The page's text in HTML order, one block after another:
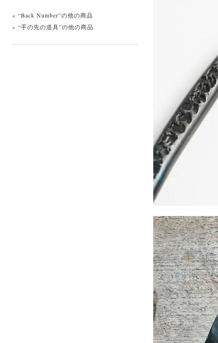
« “Back Number”の他の商品
« “手の先の道具”の他の商品